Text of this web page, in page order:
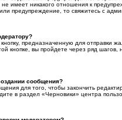
имеет никакого отношения к
предупреждение, то свяжитесь с
предназначенную для отправки
кнопке, вы пройдете через ряд
сообщения?
для того, чтобы закончить
в раздел «Черновики» центра